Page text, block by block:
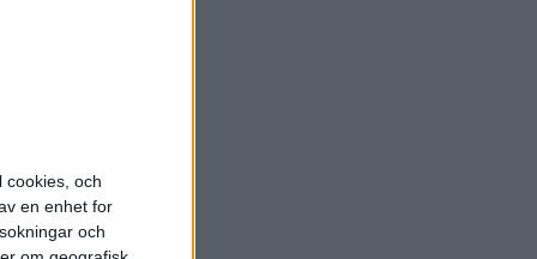
cookies, och
en enhet for
och
i
utsedd
följer efter